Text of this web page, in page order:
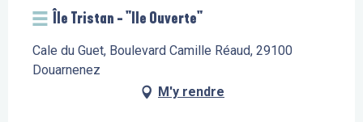
Île Tristan - "Ile Ouverte"
Cale du Guet, Boulevard Camille Réaud, 29100
Douarnenez
M'y rendre